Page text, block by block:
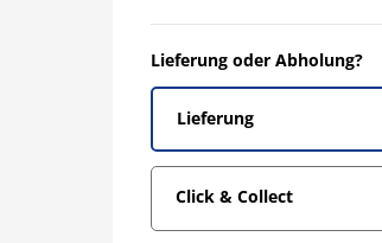
Lieferung oder Abholung?
Lieferung
Click & Collect